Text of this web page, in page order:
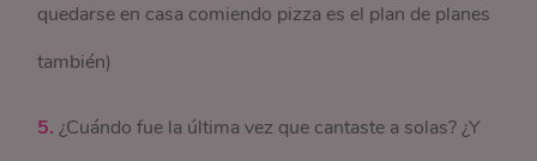
quedarse en casa comiendo pizza es el plan de planes
también)
5.¿Cuándo fue la última vez que cantaste a solas? ¿Y